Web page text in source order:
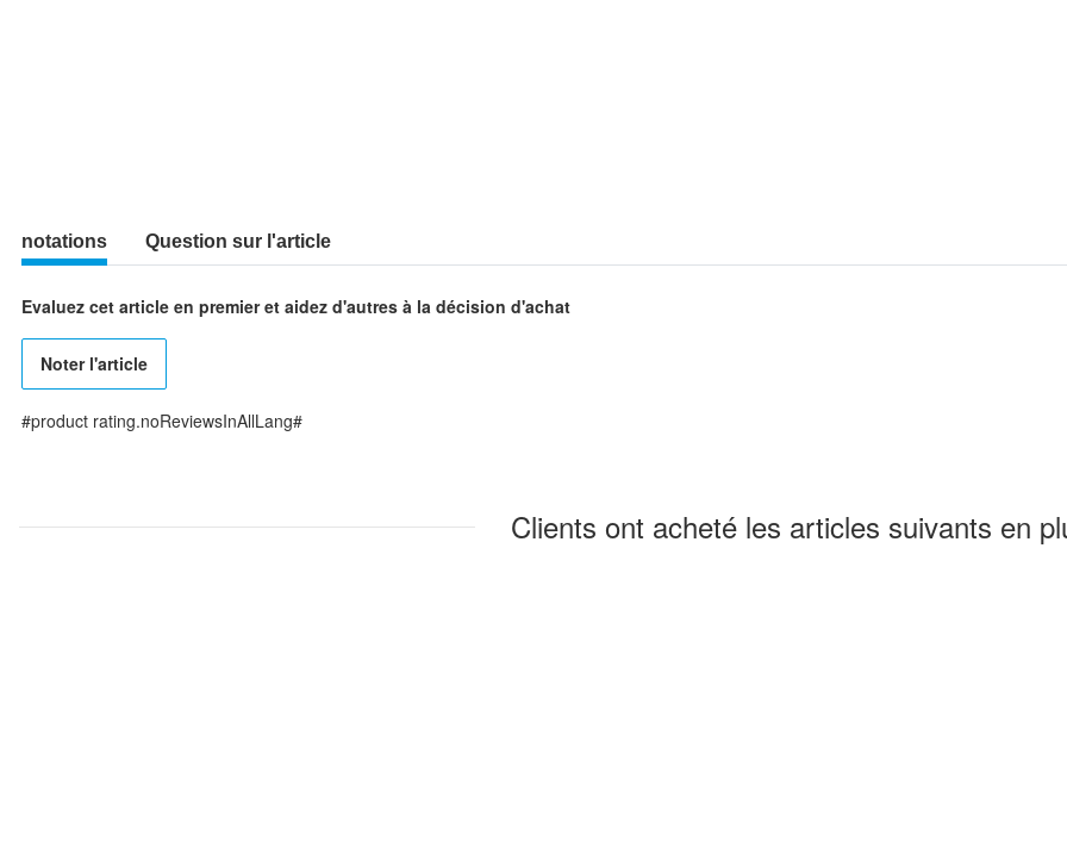
notations Question sur l'article
Evaluez cet article en premier et aidez d'autres à la décision d'achat
Noter l'article
#product rating.noReviewsInAllLang#
Clients ont acheté les articles suivants en